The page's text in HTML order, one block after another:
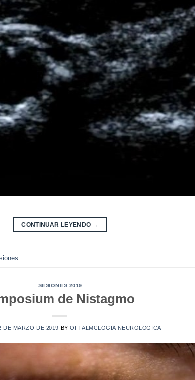
CONTINUAR LEYENDO →
SESIONES 2019
de Nistagmo
DE MARZO DE 2019 BYOFTALMOLOGIA NEUROLOGICA